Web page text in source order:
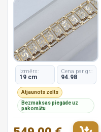
Izmērs:
19 cm
Cena par gr.:
94.98
Atjaunots zelts
Bezmaksas piegāde uz
pakomātu